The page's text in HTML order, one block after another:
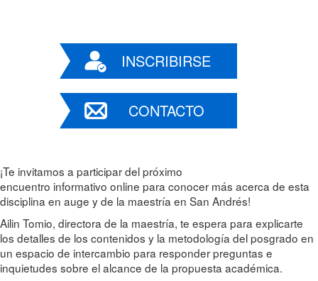
INSCRIBIRSE
CONTACTO
¡Te invitamos a participar del próximo
encuentro informativo online para conocer más acerca de esta
disciplina en auge y de la maestría en San Andrés!
Ailin Tomio, directora de la maestría, te espera para explicarte
los detalles de los contenidos y la metodología del posgrado en
un espacio de intercambio para responder preguntas e
inquietudes sobre el alcance de la propuesta académica.